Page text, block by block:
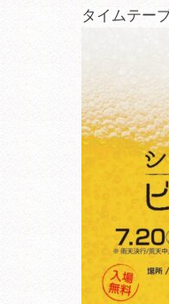
タイムテー